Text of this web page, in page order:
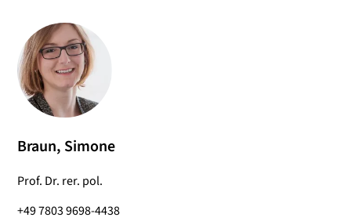
Braun, Simone
Prof. Dr. rer. pol.
+49 7803 9698-4438